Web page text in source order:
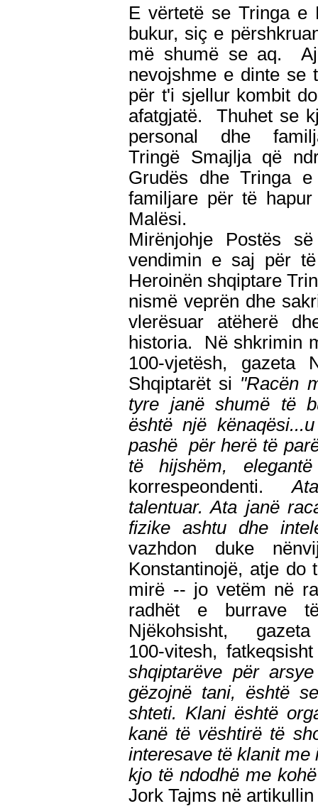
E vërtetë se Tringa e
bukur, siç e
më shumë se aq.
nevojshme e dinte se
për t'i sjellur kombit
afatgjatë. Thuhet se
personal dhe
Tringë Smajlja që
Grudës dhe Tringa
familjare për të
Malësi.
Mirënjohje Postës
vendimin e saj për
Heroinën shqiptare
nismë veprën dhe
vlerësuar atëherë
historia. Në shkrimin
100-vjetësh, gazeta
Shqiptarët si "Racën
tyre janë shumë të
është një
pashë për herë të
të hijshëm,
korrespeondenti.
talentuar. Ata janë
fizike ashtu dhe
vazhdon duke
Konstantinojë, atje
mirë -- jo vetëm në
radhët e burrave
Njëkohsisht, gazeta
100-vitesh,
shqiptarëve për
gëzojnë tani, është
shteti. Klani është
kanë të vështirë të
interesave të klanit
kjo të ndodhë me
Jork Tajms në